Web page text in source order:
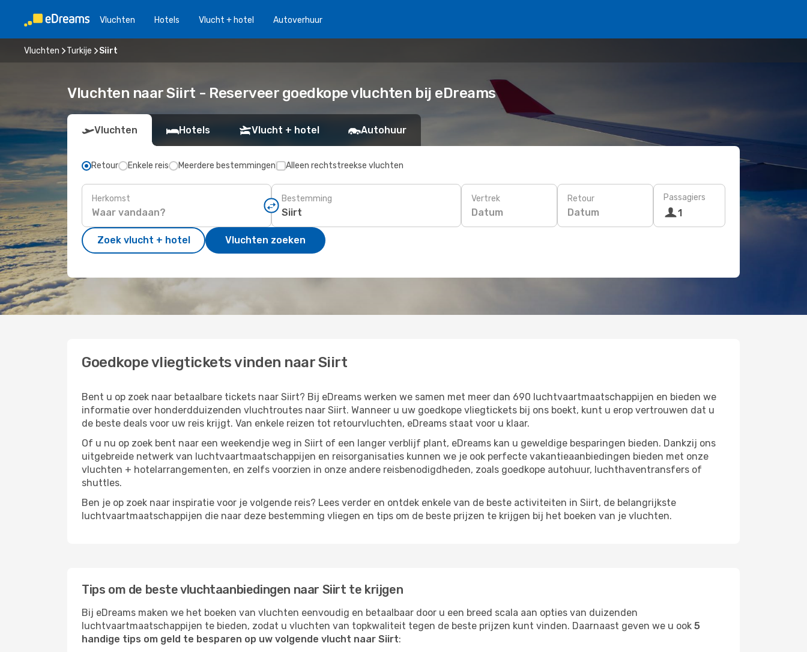
Vluchten Hotels Vlucht + hotel Autoverhuur
Vluchten Turkije Siirt
Vluchten naar Siirt - Reserveer goedkope vluchten bij eDreams
Vluchten Hotels Vlucht + hotel Autohuur
Retour Enkele reis Meerdere bestemmingen Alleen rechtstreekse vluchten
Herkomst Bestemming Vertrek
Datum
Retour
Datum
Passagiers
1
Zoek vlucht + hotel Vluchten zoeken
Goedkope vliegtickets vinden naar Siirt
Bent u op zoek naar betaalbare tickets naar Siirt? Bij eDreams werken we samen met meer dan 690 luchtvaartmaatschappijen en bieden we
informatie over honderdduizenden vluchtroutes naar Siirt. Wanneer u uw goedkope vliegtickets bij ons boekt, kunt u erop vertrouwen dat u
de beste deals voor uw reis krijgt. Van enkele reizen tot retourvluchten, eDreams staat voor u klaar.
Of u nu op zoek bent naar een weekendje weg in Siirt of een langer verblijf plant, eDreams kan u geweldige besparingen bieden. Dankzij ons
uitgebreide netwerk van luchtvaartmaatschappijen en reisorganisaties kunnen we je ook perfecte vakantieaanbiedingen bieden met onze
vluchten + hotelarrangementen, en zelfs voorzien in onze andere reisbenodigdheden, zoals goedkope autohuur, luchthaventransfers of
shuttles.
Ben je op zoek naar inspiratie voor je volgende reis? Lees verder en ontdek enkele van de beste activiteiten in Siirt, de belangrijkste
luchtvaartmaatschappijen die naar deze bestemming vliegen en tips om de beste prijzen te krijgen bij het boeken van je vluchten.
Tips om de beste vluchtaanbiedingen naar Siirt te krijgen
Bij eDreams maken we het boeken van vluchten eenvoudig en betaalbaar door u een breed scala aan opties van duizenden
luchtvaartmaatschappijen te bieden, zodat u vluchten van topkwaliteit tegen de beste prijzen kunt vinden. Daarnaast geven we u ook 5
handige tips om geld te besparen op uw volgende vlucht naar Siirt: